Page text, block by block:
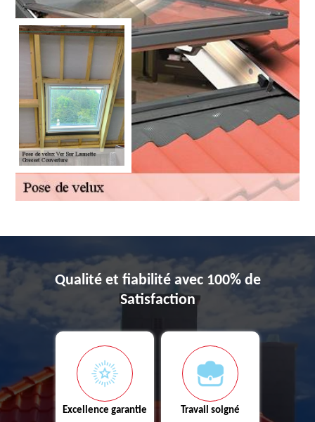
Qualité et fiabilité avec 100% de
Satisfaction
Excellence garantie Travail soigné